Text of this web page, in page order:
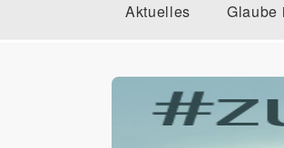
Aktuelles Glaube